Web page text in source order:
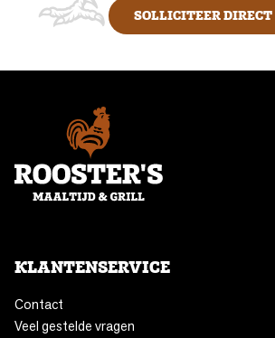
SOLLICITEER DIRECT
KLANTENSERVICE
Contact
Veel gestelde vragen